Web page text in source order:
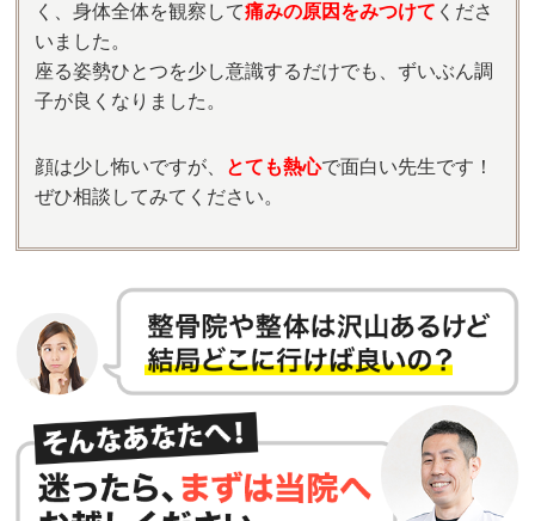
く、身体全体を観察して痛みの原因をみつけて くださ
いました。
座る姿勢ひとつを少し意識するだけでも、ずいぶん調
子が良くなりました。
顔は少し怖いですが、 とても熱心で面白い先生です！
ぜひ相談してみてください。